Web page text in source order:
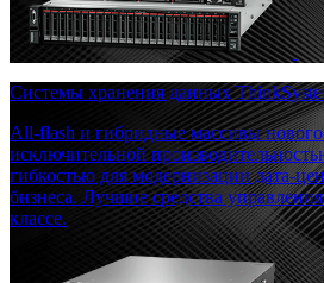
Системы хранения данных
All-flash и гибридные массивы
исключительной
гибкостью для модернизации дата-
бизнеса. Лучшие средства
классе.